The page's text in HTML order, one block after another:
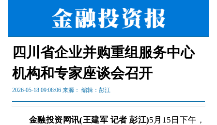
四川省企业并购重组服务中心
机构和专家座谈会召开
2026-05-18 09:08:06 来源： 编辑：彭江
金融投资网讯(王建军 记者 彭江)5月15日下午，